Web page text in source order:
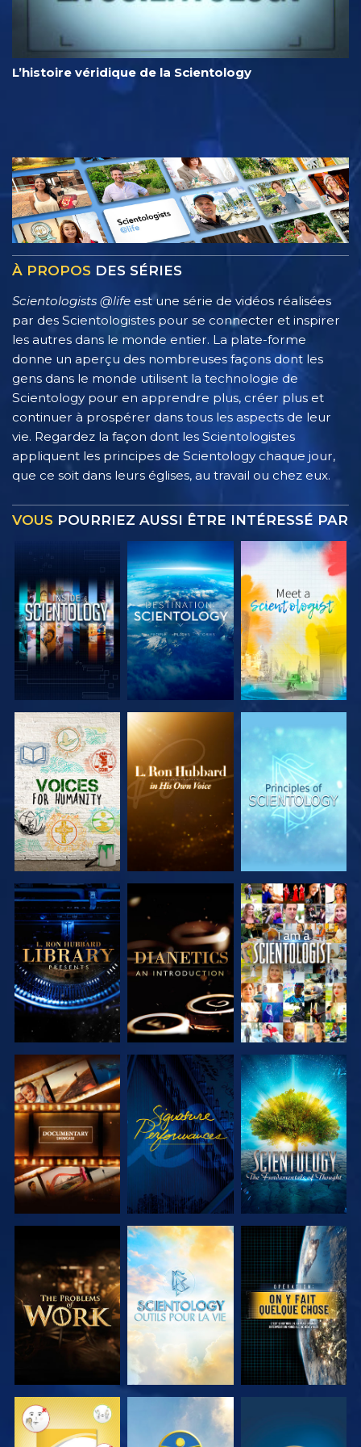
L’histoire véridique de la Scientology
À PROPOS DES SÉRIES
Scientologists @life est une série de vidéos réalisées
par des Scientologistes pour se connecter et inspirer
les autres dans le monde entier. La plate-forme
donne un aperçu des nombreuses façons dont les
gens dans le monde utilisent la technologie de
Scientology pour en apprendre plus, créer plus et
continuer à prospérer dans tous les aspects de leur
vie. Regardez la façon dont les Scientologistes
appliquent les principes de Scientology chaque jour,
que ce soit dans leurs églises, au travail ou chez eux.
VOUS POURRIEZ AUSSI ÊTRE INTÉRESSÉ PAR
DÉCOUVRIR
LES SÉRIES
DÉCOUVRIR
LES SÉRIES
DÉCOUVRIR
LES SÉRIES
DÉCOUVRIR
LES SÉRIES
DÉCOUVRIR
LES SÉRIES
REGARDER
DÉCOUVRIR
LES SÉRIES
REGARDER
DÉCOUVRIR
LES SÉRIES
DÉCOUVRIR
LES SÉRIES
DÉCOUVRIR
LES SÉRIES
REGARDER
REGARDER REGARDER REGARDER